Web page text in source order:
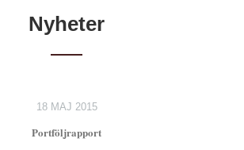
Nyheter
18 MAJ 2015
Portföljrapport